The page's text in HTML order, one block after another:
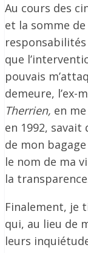
Au cours des
et la somme
que
pouvais
demeure, l’ex-
Therrien, en
en 1992,
de mon
le nom de ma
la
Finalement, je
qui, au lieu de
leurs